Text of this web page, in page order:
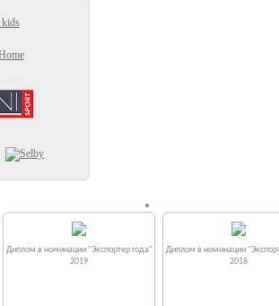
Диплом в номинации "Экспортер года"
2019
Диплом в номинации
2018